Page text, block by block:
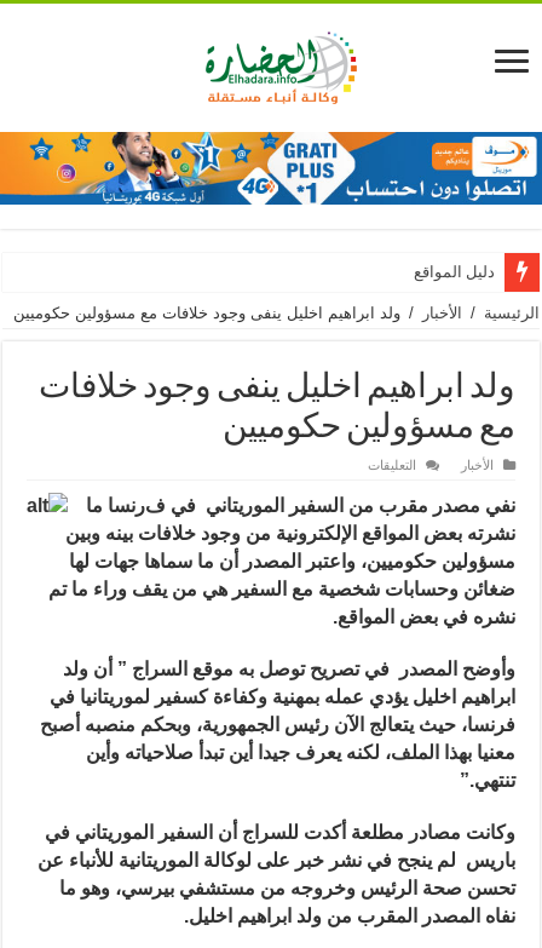
دليل المواقع
الرئيسية / الأخبار / ولد ابراهيم اخليل ينفى وجود خلافات مع مسؤولين حكوميين
ولد ابراهيم اخليل ينفى وجود خلافات
مع مسؤولين حكوميين
الأخبار التعليقات
ابراهيم
اخليل
ينفى
وجود
خلافات
مع
مسؤولين
حكوميين
مغلقة
نفي مصدر مقرب من السفير الموريتاني في فرنسا ما
نشرته بعض المواقع الإلكترونية من وجود خلافات بينه وبين
مسؤولين حكوميين، واعتبر المصدر أن ما سماها جهات لها
ضغائن وحسابات شخصية مع السفير هي منيقف وراء ما تم
نشره في بعض المواقع.
وأوضح المصدر في تصريح توصل به موقع السراج ” أن ولد
ابراهيم اخليل يؤدي عمله بمهنية وكفاءة كسفير لموريتانيا في
فرنسا، حيث يتعالج الآن رئيس الجمهورية، وبحكم منصبه أصبح
معنيا بهذا الملف، لكنه يعرف جيدا أين تبدأ صلاحياته وأين
تنتهي.”
وكانت مصادر مطلعة أكدت للسراج أن السفير الموريتاني في
باريس لم ينجح في نشر خبر على لوكالة الموريتانية للأنباء عن
تحسن صحة الرئيس وخروجه من مستشفي بيرسي، وهو ما
نفاه المصدر المقرب من ولد ابراهيم اخليل.